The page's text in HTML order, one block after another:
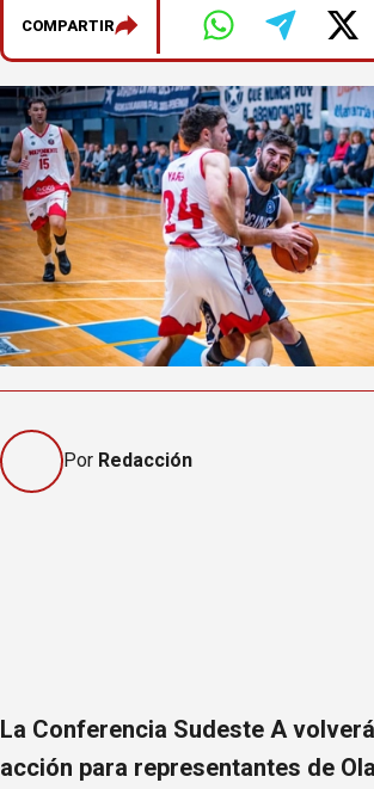
COMPARTIR
Por Redacción
La Conferencia Sudeste A
acción para representantes de